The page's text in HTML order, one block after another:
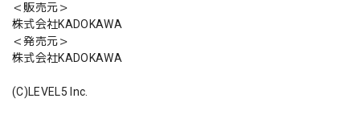
＜販売元＞
株式会社KADOKAWA
＜発売元＞
株式会社KADOKAWA
(C)LEVEL5 Inc.